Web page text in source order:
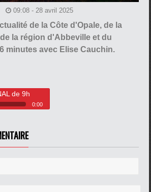
09:08 - 28 avril 2025
de la Côte d'Opale, de la
la région d'Abbeville et du
minutes avec Elise Cauchin.
de 9h
0:00